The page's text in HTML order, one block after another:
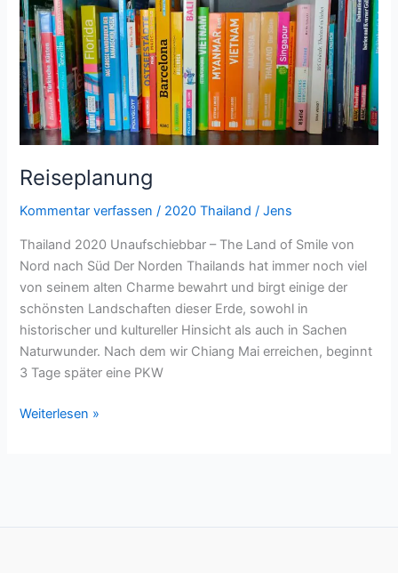
Reiseplanung
Kommentar verfassen / 2020 Thailand /Jens
Thailand 2020 Unaufschiebbar – The Land of Smile von
Nord nach Süd Der Norden Thailands hat immer noch viel
von seinem alten Charme bewahrt und birgt einige der
schönsten Landschaften dieser Erde, sowohl in
historischer und kultureller Hinsicht als auch in Sachen
Naturwunder. Nach dem wir Chiang Mai erreichen, beginnt
3 Tage später eine PKW
Weiterlesen »